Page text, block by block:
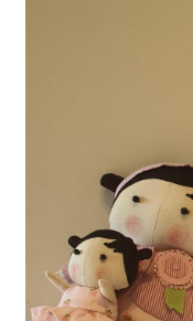
Pagamento
Peças em promoção
Peças novas